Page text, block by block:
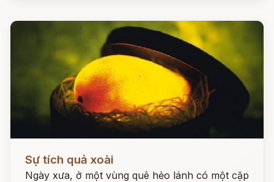
Sự tích quả xoài
Ngày xưa, ở một vùng quê hẻo lánh có một cặp